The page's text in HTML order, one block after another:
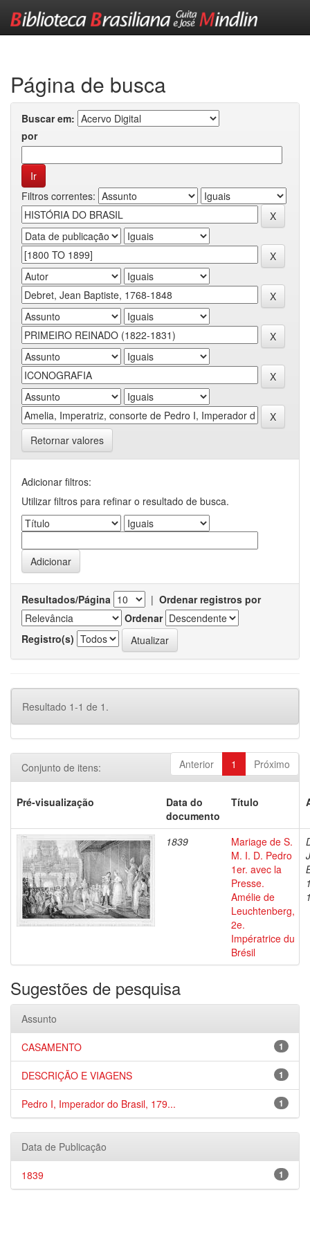
Página de busca
Buscar em:
por
Filtros correntes:
Retornar valores
Adicionar filtros:
Utilizar filtros para refinar o resultado de busca.
Resultados/Página | Ordenar registros por
Ordenar
Registro(s)
Resultado 1-1 de 1.
Anterior 1 Próximo
Conjunto de itens:
Pré-visualização
Data do
documento
Título
1839
Mariage de S.
M. I. D. Pedro
1er. avec la
Presse.
Amélie de
Leuchtenberg,
2e.
Impératrice du
Brésil
Sugestões de pesquisa
Assunto
1
CASAMENTO
1
DESCRIÇÃO E VIAGENS
1
Pedro I, Imperador do Brasil, 179...
Data de Publicação
1
1839